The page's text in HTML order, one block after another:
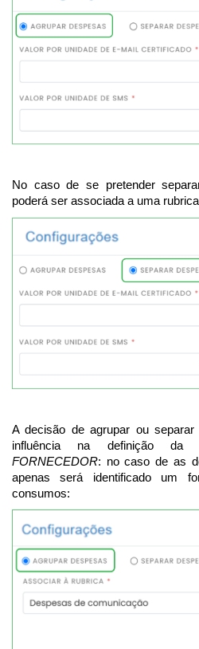
No caso de se pretender
poderá ser associada a uma
A decisão de agrupar ou
influência na definição da
FORNECEDOR: no caso de as
apenas será identificado um
consumos: